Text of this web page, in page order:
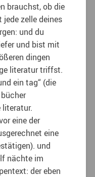
brauchst, ob die
zelle deines
und du
und bist mit
dingen
literatur triffst.
ein tag“ (die
literatur.
eine der
eine
und
nächte im
der eben